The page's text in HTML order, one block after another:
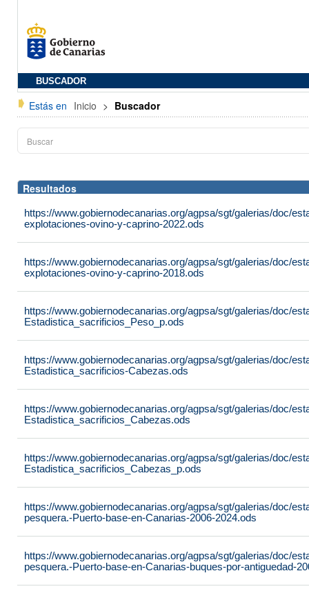
BUSCADOR
Estás en Inicio > Buscador
Resultados
https://www.gobiernodecanarias.org/agpsa/sgt/galerias/doc/
explotaciones-ovino-y-caprino-2022.ods
https://www.gobiernodecanarias.org/agpsa/sgt/galerias/doc/
explotaciones-ovino-y-caprino-2018.ods
https://www.gobiernodecanarias.org/agpsa/sgt/galerias/doc/
Estadistica_sacrificios_Peso_p.ods
https://www.gobiernodecanarias.org/agpsa/sgt/galerias/doc/
Estadistica_sacrificios-Cabezas.ods
https://www.gobiernodecanarias.org/agpsa/sgt/galerias/doc/
Estadistica_sacrificios_Cabezas.ods
https://www.gobiernodecanarias.org/agpsa/sgt/galerias/doc/
Estadistica_sacrificios_Cabezas_p.ods
https://www.gobiernodecanarias.org/agpsa/sgt/galerias/doc/
pesquera.-Puerto-base-en-Canarias-2006-2024.ods
https://www.gobiernodecanarias.org/agpsa/sgt/galerias/doc/
pesquera.-Puerto-base-en-Canarias-buques-por-antiguedad-